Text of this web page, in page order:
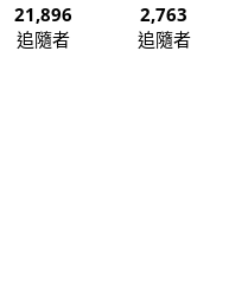
21,896
追隨者
2,763
追隨者